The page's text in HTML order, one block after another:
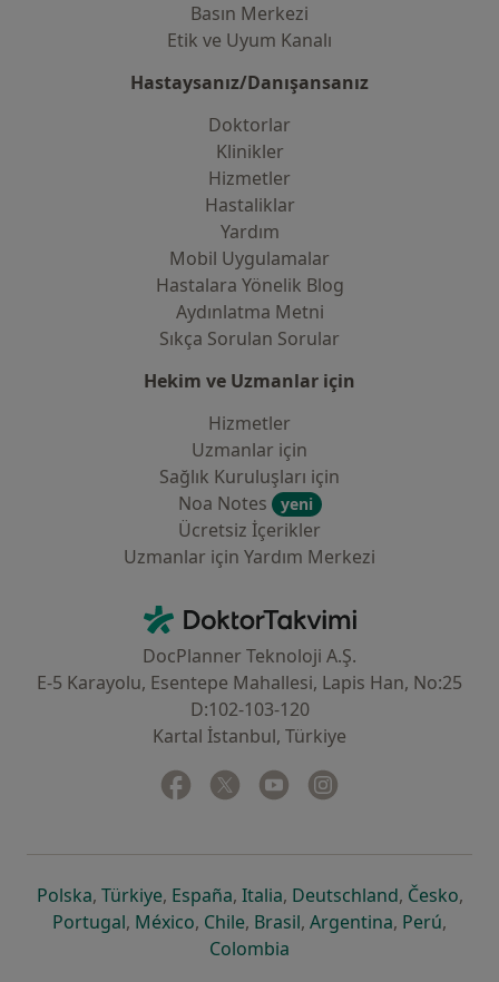
Basın Merkezi
Etik ve Uyum Kanalı
Hastaysanız/Danışansanız
Doktorlar
Klinikler
Hizmetler
Hastaliklar
Yardım
Mobil Uygulamalar
Hastalara Yönelik Blog
Aydınlatma Metni
Sıkça Sorulan Sorular
Hekim ve Uzmanlar için
Hizmetler
Uzmanlar için
Sağlık Kuruluşları için
Noa Notes
yeni
Ücretsiz İçerikler
Uzmanlar için Yardım Merkezi
DoktorTakvimi - Ana Sayfa
DocPlanner Teknoloji A.Ş.
E-5 Karayolu, Esentepe Mahallesi, Lapis Han, No:25
D:102-103-120
Kartal İstanbul, Türkiye
Facebook
yeni bir sekmede açılır
Twitter
yeni bir sekmede açılır
Youtube
yeni bir sekmede açılır
Polskayeni bir sekmede açılır
, Türkiyeyeni bir sekmede açılır
, Españayeni bir sekmede açılır
, Italiayeni bir sekmede açılır
, Deutschlandyeni bir
, Českoyeni
,
Portugalyeni bir sekmede açılır
, Méxicoyeni bir sekmede açılır
, Chileyeni bir sekmede açılır
, Brasilyeni bir sekmede açılır
, Argentinayeni bir
, Perúyeni
,
Colombia